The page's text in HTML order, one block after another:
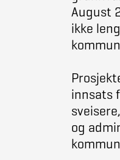
August
ikke
innsats
og